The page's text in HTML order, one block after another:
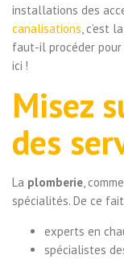
installations des
canalisations , c’est
faut-il procéder
ici !
Misez
des
La plomberie ,
spécialités. De ce
experts en
spécialistes